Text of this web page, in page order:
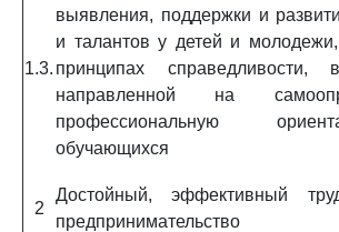
1.3.
выявления, поддержки и
и талантов у детей и
принципах справедливости,
направленной на
профессиональную
обучающихся
2
Достойный, эффективный
предпринимательство